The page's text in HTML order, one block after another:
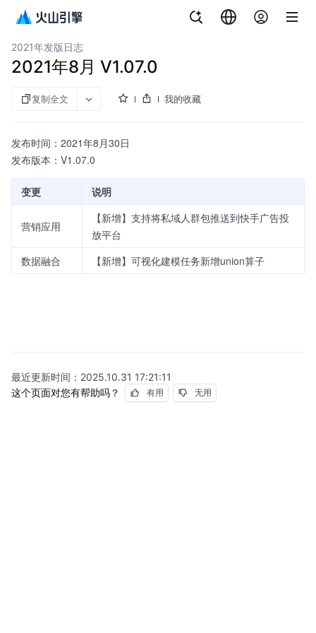
客户数据平台（私有化）
2021年发版日志
2021年8月 V1.07.0
复制全文 我的收藏
发布时间：2021年8月30日
发布版本：V1.07.0
变更 说明
营销应用
【新增】支持将私域人群包推送到快手广告投
放平台
数据融合
【新增】可视化建模任务新增union算子
最近更新时间： 2025.10.31 17:21:11
这个页面对您有帮助吗？
有用 无用